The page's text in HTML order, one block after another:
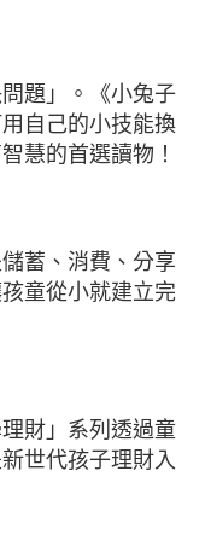
題」。《小兔子
自己的小技能換
慧的首選讀物！
蓄、消費、分享
童從小就建立完
財」系列透過童
世代孩子理財入